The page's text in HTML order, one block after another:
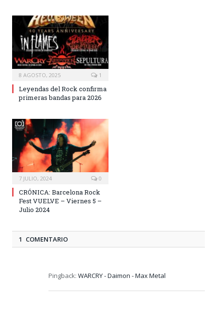
8 AGOSTO, 2025 1
Leyendas del Rock confirma
primeras bandas para 2026
7 JULIO, 2024 0
CRÓNICA: Barcelona Rock
Fest VUELVE – Viernes 5 –
Julio 2024
1 COMENTARIO
Pingback: WARCRY - Daimon - Max Metal